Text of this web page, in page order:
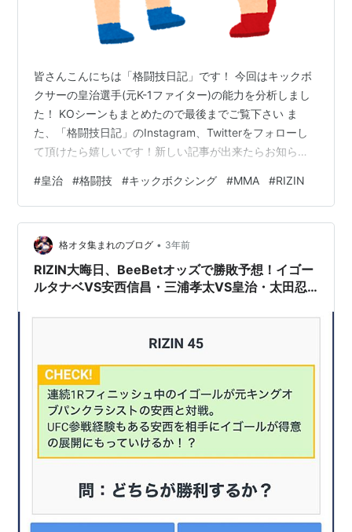
皆さんこんにちは「格闘技日記」です！ 今回はキックボ
クサーの皇治選手(元K-1ファイター)の能力を分析しまし
た！ KOシーンもまとめたので最後までご覧下さい ま
た、「格闘技日記」のInstagram、Twitterをフォローし
て頂けたら嬉しいです！新しい記事が出来たらお知らせ
析 特徴 試合映像 まとめ 基本情報 プロフィール 名前 皇
治(鋼のエンペラー)生年月日 1989年5月6日(34歳)身長
173cm体重 60.0kg(スーパーフェザー級)出身地 大阪府
池田市所属ジム TEAM ONE構え オーソドックス入場曲
スーパースター…
#皇治 #格闘技 #キックボクシング #MMA #RIZIN
格オタ集まれのブログ • 3年前
RIZIN大晦日、BeeBetオッズで勝敗予想！イゴー
ルタナベVS安西信昌・三浦孝太VS皇治・太田忍